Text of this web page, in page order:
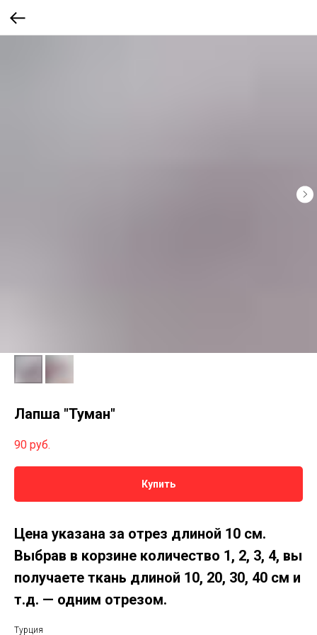
Лапша "Туман"
90 руб.
Купить
Цена указана за отрез длиной 10 см.
Выбрав в корзине количество 1, 2, 3, 4, вы
получаете ткань длиной 10, 20, 30, 40 см и
т.д. — одним отрезом.
Турция